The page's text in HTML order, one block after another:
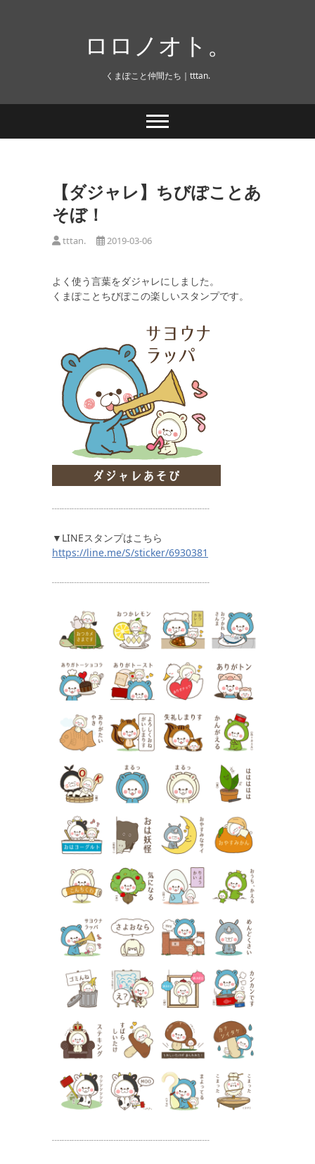
ロロノオト。
くまぽこと仲間たち｜tttan.
【ダジャレ】ちびぽことあ
そぼ！
tttan. 2019-03-06
よく使う言葉をダジャレにしました。
くまぽことちびぽこの楽しいスタンプです。
┈┈┈┈┈┈┈┈┈┈┈┈┈┈┈┈
▼LINEスタンプはこちら
https://line.me/S/sticker/6930381
┈┈┈┈┈┈┈┈┈┈┈┈┈┈┈┈
┈┈┈┈┈┈┈┈┈┈┈┈┈┈┈┈